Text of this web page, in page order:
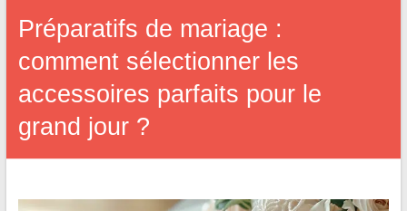
Préparatifs de mariage :
comment sélectionner les
accessoires parfaits pour le
grand jour ?